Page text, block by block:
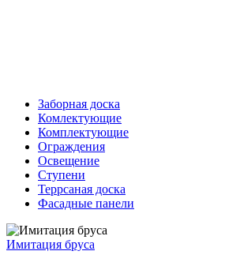
Заборная доска
Комлектующие
Комплектующие
Ограждения
Освещение
Ступени
Террсаная доска
Фасадные панели
Имитация бруса